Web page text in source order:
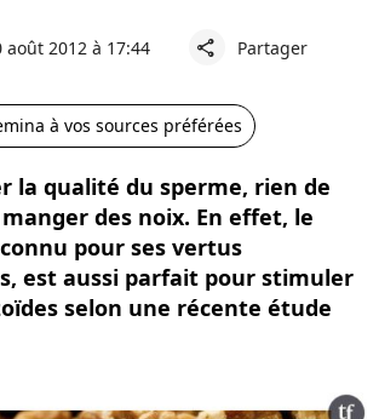
août 2012 à 17:44 share Partager
à vos sources préférées
la qualité du sperme, rien de
des noix. En effet, le
pour ses vertus
est aussi parfait pour stimuler
selon une récente étude